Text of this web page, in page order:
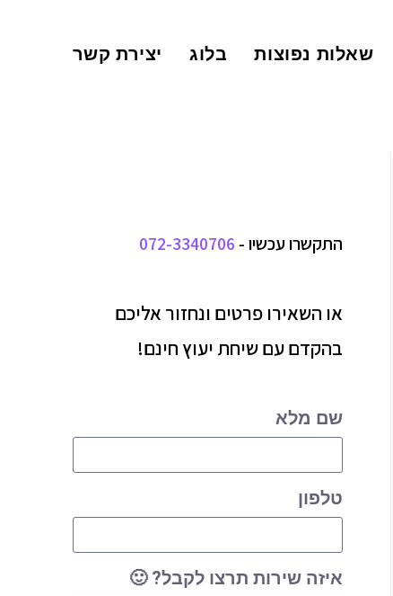
שאלות נפוצות בלוג יצירת קשר
התקשרו עכשיו - 072-3340706
או השאירו פרטים ונחזור אליכם
בהקדם עם שיחת יעוץ חינם!
שם מלא
טלפון
איזה שירות תרצו לקבל? 🙂